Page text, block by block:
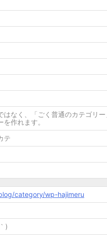
はなく、「ごく普通のカテゴリ
作れます。
テ
category/wp-hajimeru
)